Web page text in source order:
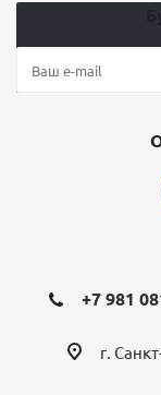
+7 981
г.